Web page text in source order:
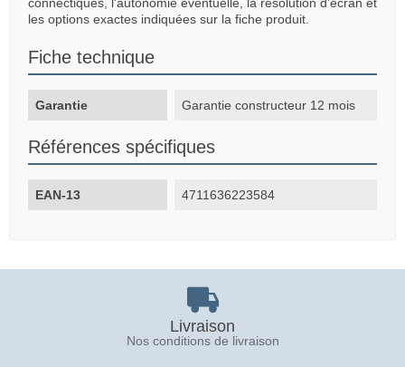
les options exactes indiquées sur la fiche produit.
Fiche technique
Garantie Garantie constructeur 12 mois
Références spécifiques
EAN-13 4711636223584
Livraison
Nos conditions de livraison